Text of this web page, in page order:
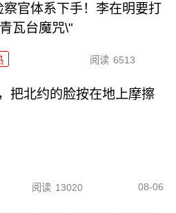
察官体系下手！李在明要打
瓦台魔咒\"
阅读 6513
把北约的脸按在地上摩擦
阅读 13020 08-06